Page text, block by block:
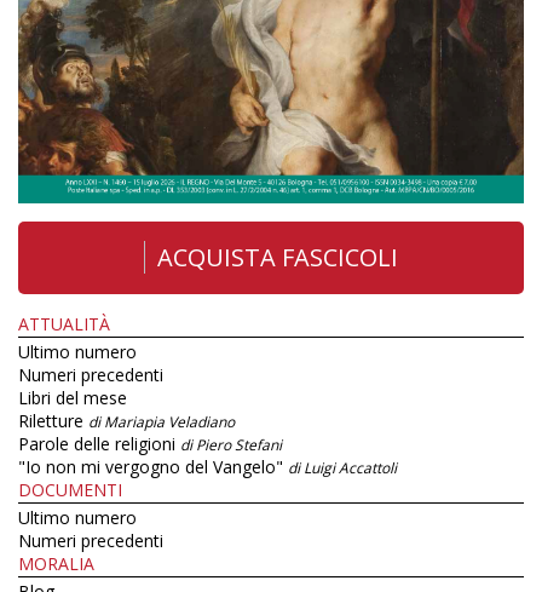
ACQUISTA FASCICOLI
ATTUALITÀ
Ultimo numero
Numeri precedenti
Libri del mese
Riletture di Mariapia Veladiano
Parole delle religioni di Piero Stefani
"Io non mi vergogno del Vangelo" di Luigi Accattoli
DOCUMENTI
Ultimo numero
Numeri precedenti
MORALIA